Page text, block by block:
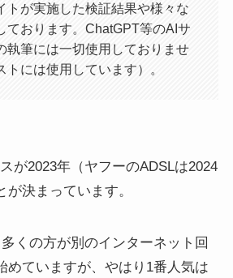
トが実施した検証結果や様々な
ております。ChatGPT等のAIサ
執筆には一切使用しておりませ
トには使用しています）。
が2023年（ヤフーのADSLは2024
決まっています。
くの方が別のインターネット回
ていますが、 やはり1番人気は